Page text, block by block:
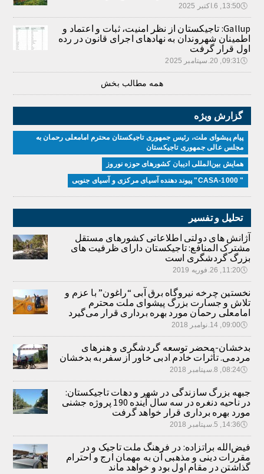
🕔13:50, 6.اکتبر 2025
Gallup: تاجیکستان از نظر امنیت، ثبات و اعتماد و
اطمینان شهروندان به نهادهای اجرای قانون در رده
اول قرار گرفت
🕔09:31, 20.سپتامبر 2025
همه مطالب بخش
گزارش ویژه
پیام پیشوای ملت، رئیس جمهوری تاجیکستان محترم امامعلی رحمان به
مجلس عالی جمهوری تاجیکستان
همایش بین‌المللی ادیبان کشور‌های حوزه نوروز
" CASA-1000" پیوند دهنده آسیای مرکزی و آسیای جنوبی
تحلیل و تفسیر
آژانش های دولتی اطلاعاتی کشورهای مستقل
مشترک المنافع: تاجیکستان دارای ظرفیت های
بزرگ گردشگری است
🕔11:20, 26.فوریه 2019
نخستین چرخه نیروگاه برق آبی “راغون” با عزم و
تلاش و جسارت بزرگ پیشوای ملت محترم
امامعلی رحمان مورد بهره برداری قرار می‌گیرد
🕔09:00, 14.نوامبر 2018
بدخشان-محضر توسعه گردشگری و هنرهای
مردمی. تأثرات خادم ادبی خاور از سفر به بدخشان
🕔08:24, 8.سپتامبر 2018
جبهه بزرگ سازندگی در شهر و دهات تاجیکستان:
در ناحیه دنغره در سه سال آینده 190 پروژه جشنی
مورد بهره برداری قرار خواهد گرفت
🕔14:36, 5.سپتامبر 2018
فیض‌الله براتزاده: در فرهنگ ملت تاجیک و در
مقررات دینی و مذهبی آن به مهمان ارج و احترام
گذاشتن در مقام اول بود و خواهد ماند